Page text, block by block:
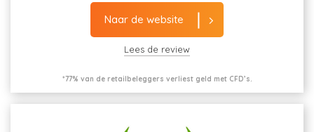
Naar de website
Lees de review
*77% van de retailbeleggers verliest geld met CFD’s.